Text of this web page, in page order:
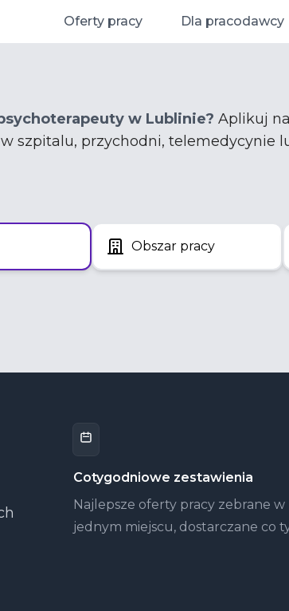
Oferty pracy Dla pracodawcy
w Lublinie? Aplikuj
szpitalu, przychodni, telemedycynie
Obszar pracy
Cotygodniowe zestawienia
Najlepsze oferty pracy zebrane w
jednym miejscu, dostarczane co